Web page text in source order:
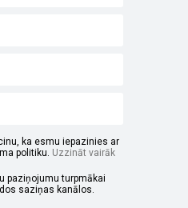
ka esmu iepazinies ar
politiku. Uzzināt vairāk
paziņojumu turpmākai
saziņas kanālos.